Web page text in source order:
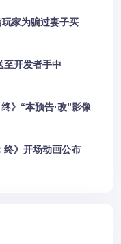
家为骗过妻子买
开发者手中
》“本预告·改”影像
终》开场动画公布